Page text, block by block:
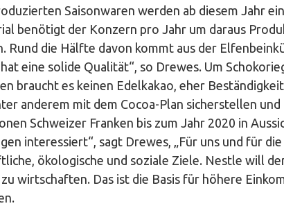
Saisonwaren werden ab diesem Jahr
benötigt der Konzern pro Jahr um daraus
Rund die Hälfte davon kommt aus der
eine solide Qualität“, so Drewes. Um
braucht es keinen Edelkakao, eher
anderem mit dem Cocoa-Plan sicherstellen
Schweizer Franken bis zum Jahr 2020 in
interessiert“, sagt Drewes, „Für uns und für
ökologische und soziale Ziele. Nestle will
wirtschaften. Das ist die Basis für höhere